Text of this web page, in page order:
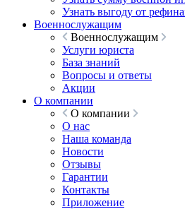
Узнать выгоду от
Военнослужащим
Военнослужащим
Услуги юриста
База знаний
Вопросы и ответы
Акции
О компании
О компании
О нас
Наша команда
Новости
Отзывы
Гарантии
Контакты
Приложение